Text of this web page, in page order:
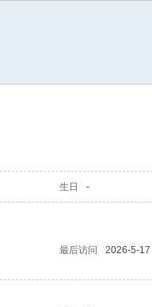
生日 -
最后访问
2026-5-